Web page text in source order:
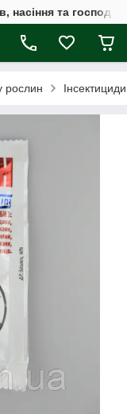
насіння та
рослин Інсектициди